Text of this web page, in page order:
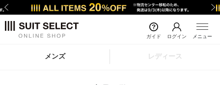
前の画像
ガイド ログイン メニュー
メンズ レディース